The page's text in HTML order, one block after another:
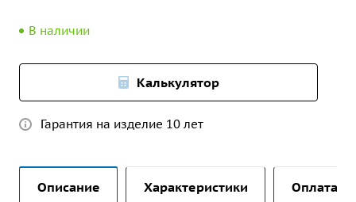
В наличии
Калькулятор
Гарантия на изделие 10 лет
Описание Характеристики Оплата и